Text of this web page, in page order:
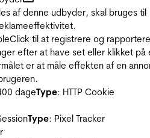
af denne udbyder, skal bruges til
til at registrere og
efter at have set eller klikket på
er at måle effekten af en
dageType: HTTP Cookie
Type: Pixel Tracker